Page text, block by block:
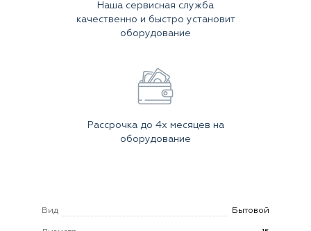
Наша сервисная служба
качественно и быстро установит
оборудование
Рассрочка до 4х месяцев на
оборудование
Вид Бытовой